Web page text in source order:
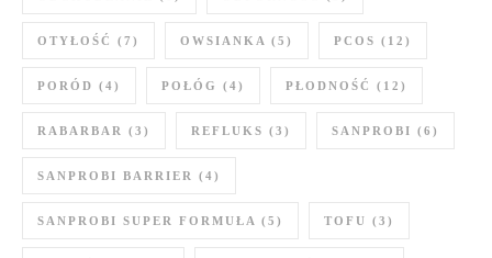
OTYŁOŚĆ (7) OWSIANKA (5) PCOS (12)
PORÓD (4) POŁÓG (4) PŁODNOŚĆ (12)
RABARBAR (3) REFLUKS (3) SANPROBI (6)
SANPROBI BARRIER (4)
SANPROBI SUPER FORMUŁA (5) TOFU (3)